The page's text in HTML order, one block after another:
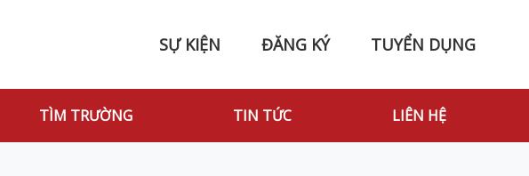
SỰ KIỆN ĐĂNG KÝ TUYỂN DỤNG
TÌM TRƯỜNG TIN TỨC LIÊN HỆ